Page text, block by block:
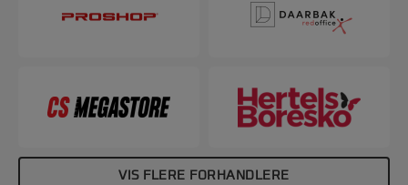
VIS FLERE FORHANDLERE